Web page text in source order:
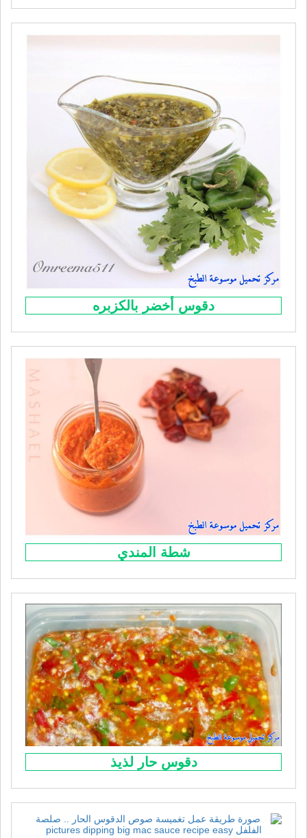
دقوس أخضر بالكزبره
شطة المندي
دقوس حار لذيذ